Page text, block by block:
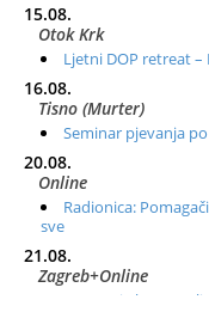
15.08.
Otok Krk
Ljetni DOP retreat
16.08.
Tisno (Murter)
Seminar pjevanja
20.08.
Online
Radionica:
sve
21.08.
Zagreb+Online
Osnovni